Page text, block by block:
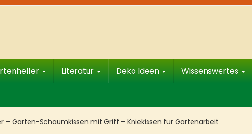
Literatur Deko Ideen Wissenswertes
– Garten-Schaumkissen mit Griff – Kniekissen für Gartenarbeit